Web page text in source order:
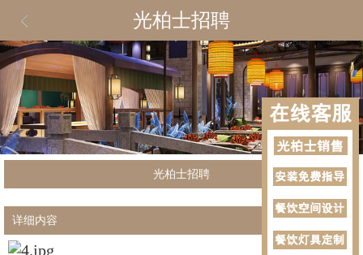
光柏士招聘
光柏士招聘
详细内容